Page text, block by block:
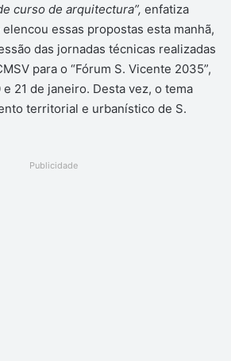
curso de arquitectura”, enfatiza
essas propostas esta manhã,
das jornadas técnicas realizadas
para o “Fórum S. Vicente 2035”,
e 21 de janeiro. Desta vez, o tema
territorial e urbanístico de S.
Publicidade